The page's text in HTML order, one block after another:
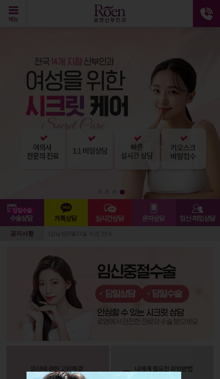
공지사항 [강남점]3월11일 이전 안내